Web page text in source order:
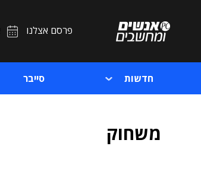
פרסם אצלנו
חדשות סייבר
משחוק